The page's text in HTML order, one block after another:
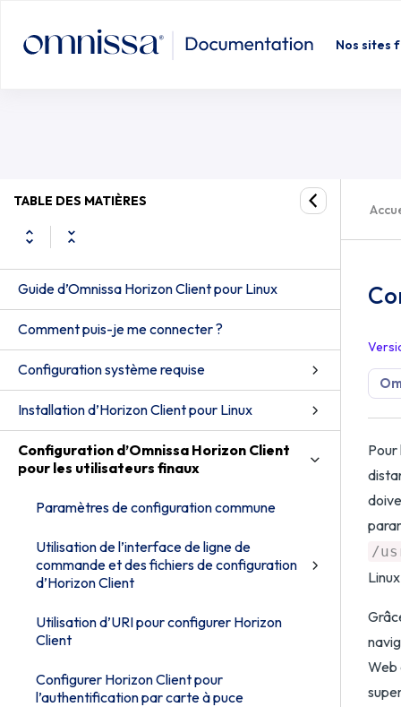
Nos sites
Configuration de la redirection de
TABLE DES MATIÈRES
Guide d’Omnissa Horizon Client pour Linux
Comment puis-je me connecter ?
Configuration système requise
Installation d’Horizon Client pour Linux
Configuration d’Omnissa Horizon Client
pour les utilisateurs finaux
Paramètres de configuration commune
Utilisation de l’interface de ligne de
commande et des fichiers de configuration
d’Horizon Client
Utilisation d’URI pour configurer Horizon
Client
Configurer Horizon Client pour
l’authentification par carte à puce
/
Web